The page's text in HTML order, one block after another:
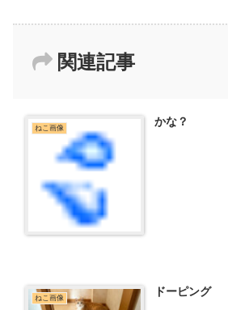
関連記事
ねこ画像 かな？
ねこ画像 ドーピング